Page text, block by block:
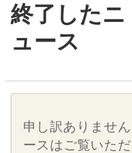
終了したニ
ュース
申し訳ありませ
ースはご覧いただ